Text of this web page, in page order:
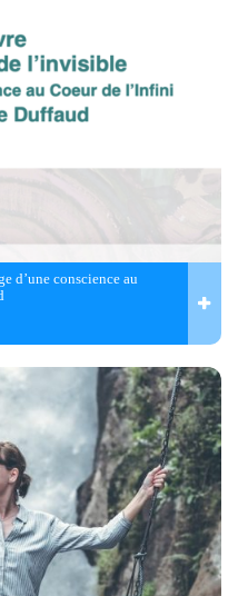
d’une conscience au